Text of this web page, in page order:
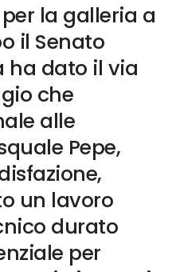
la galleria a
il Senato
ha dato il via
che
alle
Pepe,
un lavoro
durato
per